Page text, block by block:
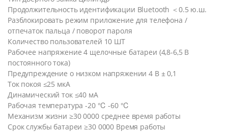
Продолжительность идентификации Bluetooth ＜0.5 ю.ш.
Разблокировать режим приложение для телефона /
отпечаток пальца / поворот пароля
Количество пользователей 10 ШТ
Рабочее напряжение 4 щелочные батареи (4,8-6,5 В
постоянного тока)
Предупреждение о низком напряжении 4 В ± 0,1
Ток покоя ≤25 мкА
Динамический ток ≤40 мА
Рабочая температура -20 ℃ -60 ℃
Механизм жизни ≥30 0000 среднее время работы
Срок службы батареи ≥30 0000 Время работы